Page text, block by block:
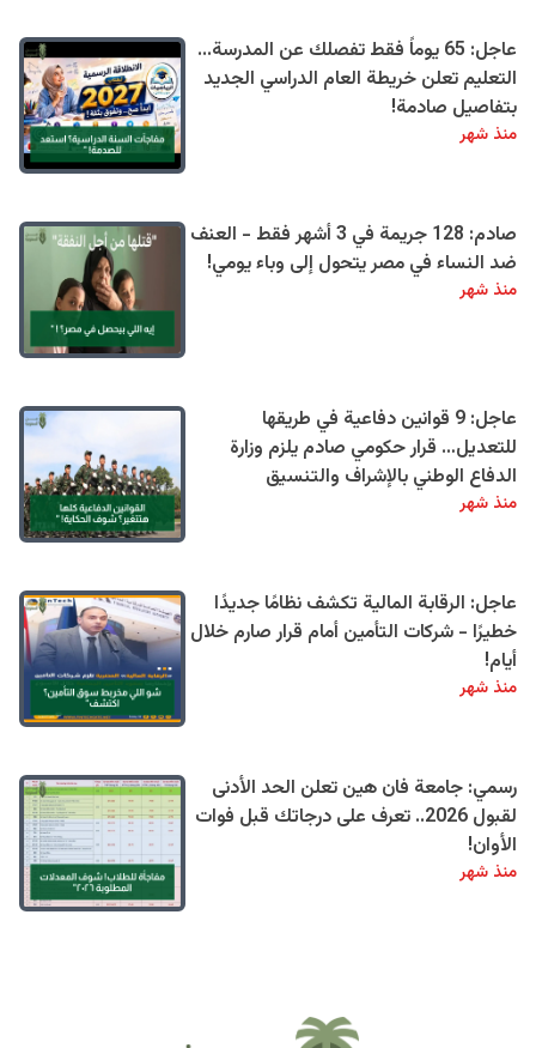
عاجل: 65 يوماً فقط تفصلك عن المدرسة...
التعليم تعلن خريطة العام الدراسي الجديد
بتفاصيل صادمة!
منذ شهر
صادم: 128 جريمة في 3 أشهر فقط - العنف
ضد النساء في مصر يتحول إلى وباء يومي!
منذ شهر
عاجل: 9 قوانين دفاعية في طريقها
للتعديل… قرار حكومي صادم يلزم وزارة
الدفاع الوطني بالإشراف والتنسيق
منذ شهر
عاجل: الرقابة المالية تكشف نظامًا جديدًا
خطيرًا - شركات التأمين أمام قرار صارم خلال
أيام!
منذ شهر
رسمي: جامعة فان هين تعلن الحد الأدنى
لقبول 2026.. تعرف على درجاتك قبل فوات
الأوان!
منذ شهر